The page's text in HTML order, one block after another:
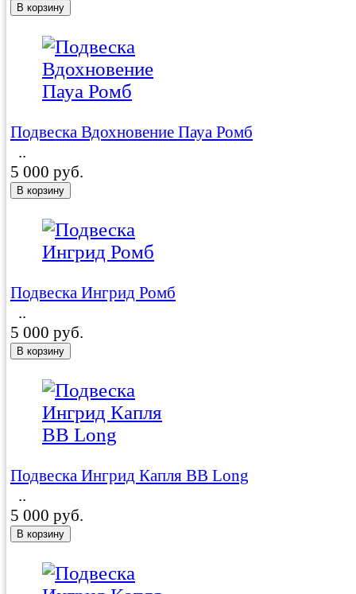
Подвеска Вдохновение Пауа Ромб
..
5 000 руб.
Подвеска Ингрид Ромб
..
5 000 руб.
Подвеска Ингрид Капля BB Long
..
5 000 руб.